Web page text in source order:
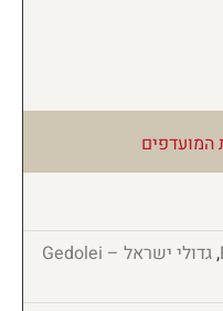
,
גדולי ישראל – Gedolei